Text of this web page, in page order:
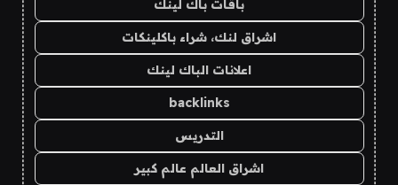
باقات باك لينك
اشراق لنك، شراء باكلينكات
اعلانات الباك لينك
backlinks
التدريس
اشراق العالم عالم كبير